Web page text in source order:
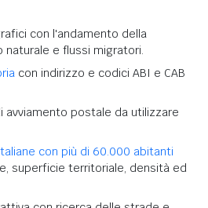
con l'andamento della
naturale e flussi migratori.
con indirizzo e codici ABI e CAB
avviamento postale da utilizzare
con più di 60.000 abitanti
superficie territoriale, densità ed